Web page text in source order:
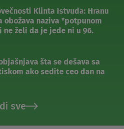
Klinta Istvuda: Hranu
obožava naziva "potpunom
ne želi da je jede ni u 96.
šta se dešava sa
ako sedite ceo dan na
sve